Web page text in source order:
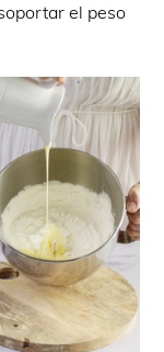
el peso